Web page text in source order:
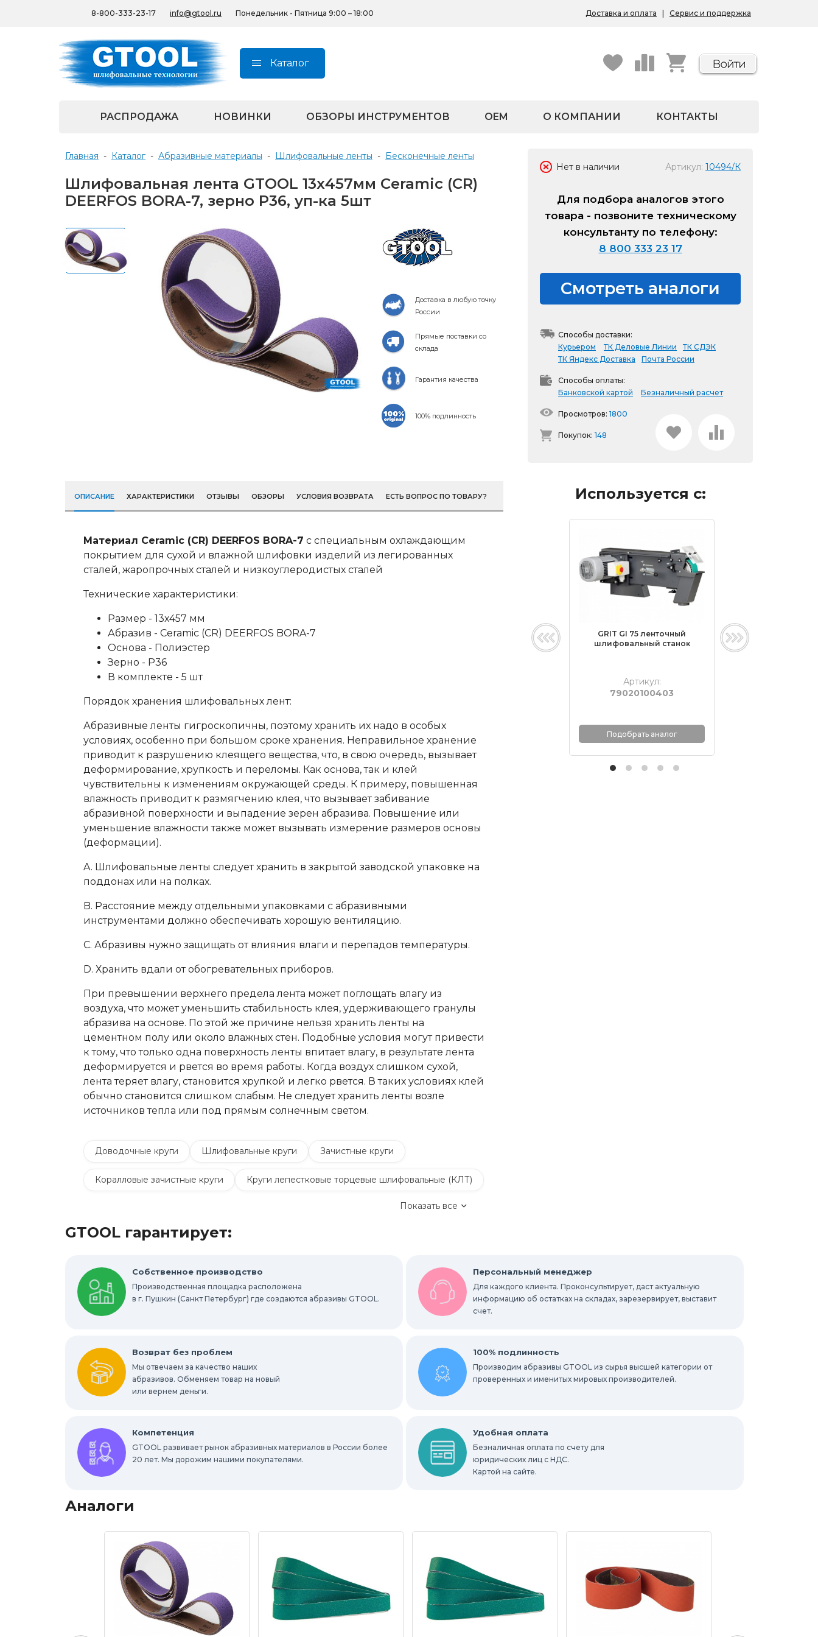
8-800-333-23-17 info@gtool.ru Понедельник - Пятница 9:00 – 18:00 Доставка и оплата Сервис и поддержка
Каталог
РАСПРОДАЖА НОВИНКИ ОБЗОРЫ ИНСТРУМЕНТОВ OEM О КОМПАНИИ КОНТАКТЫ
Главная - Каталог - Абразивные материалы - Шлифовальные ленты - бесконечные ленты
Шлифовальная лента GTOOL 13х457мм Ceramic (CR)
DEERFOS BORA-7, зерно P36, уп-ка 5шт
Доставка в любую точку
России
Прямые поставки со
склада
Гарантия качества
100% подлинность
Нет в наличии Артикул: 10494/К
Для подбора аналогов этого
товара - позвоните техническому
консультанту по телефону:
8 800 333 23 17
Смотреть аналоги
Способы доставки:
Курьером
ТК Деловые Линии
ТК СДЭК
ТК Яндекс Доставка
Почта России
Способы оплаты:
Банковской картой
Безналичный расчет
Просмотров: 1800
Покупок: 148
ОПИСАНИЕ ХАРАКТЕРИСТИКИ ОТЗЫВЫ ОБЗОРЫ УСЛОВИЯ ВОЗВРАТА ЕСТЬ ВОПРОС ПО ТОВАРУ?
Материал Ceramic (CR) DEERFOS BORA-7 с специальным охлаждающим
покрытием для сухой и влажной шлифовки изделий из легированных
сталей, жаропрочных сталей и низкоуглеродистых сталей
Технические характеристики:
Размер - 13x457 мм
Абразив - Ceramic (CR) DEERFOS BORA-7
Основа - Полиэстер
Зерно - P36
В комплекте - 5 шт
Порядок хранения шлифовальных лент:
Абразивные ленты гигроскопичны, поэтому хранить их надо в особых
условиях, особенно при большом сроке хранения. Неправильное хранение
приводит к разрушению клеящего вещества, что, в свою очередь, вызывает
деформирование, хрупкость и переломы. Как основа, так и клей
чувствительны к изменениям окружающей среды. К примеру, повышенная
влажность приводит к размягчению клея, что вызывает забивание
абразивной поверхности и выпадение зерен абразива. Повышение или
уменьшение влажности также может вызывать измерение размеров основы
(деформации).
A. Шлифовальные ленты следует хранить в закрытой заводской упаковке на
поддонах или на полках.
B. Расстояние между отдельными упаковками с абразивными
инструментами должно обеспечивать хорошую вентиляцию.
C. Абразивы нужно защищать от влияния влаги и перепадов температуры.
D. Хранить вдали от обогревательных приборов.
При превышении верхнего предела лента может поглощать влагу из
воздуха, что может уменьшить стабильность клея, удерживающего гранулы
абразива на основе. По этой же причине нельзя хранить ленты на
цементном полу или около влажных стен. Подобные условия могут привести
к тому, что только одна поверхность ленты впитает влагу, в результате лента
деформируется и рвется во время работы. Когда воздух слишком сухой,
лента теряет влагу, становится хрупкой и легко рвется. В таких условиях клей
обычно становится слишком слабым. Не следует хранить ленты возле
источников тепла или под прямым солнечным светом.
Доводочные круги Шлифовальные круги Зачистные круги
Коралловые зачистные круги Круги лепестковые торцевые шлифовальные (КЛТ)
Шлифовальные валики Фибровые круги
Абразивные шлифовальные головки
Круги с креплением Roloc™ Шлифовальные абразивные ленты
Шлифовальные абразивные губки, бруски Радиальные шлифовальные круги
Шлифовальные звезды Конволютные круги
Показать все
Используется с:
GRIT GI 75 ленточный
шлифовальный станок
Артикул:
79020100403
Подобрать аналог
Гриндер GRIT GI
малогабаритный
GTOOL гарантирует:
Собственное производство
Производственная площадка расположена
в г. Пушкин (Санкт Петербург) где создаются абразивы GTOOL.
Персональный менеджер
Для каждого клиента. Проконсультирует, даст актуальную
информацию об остатках на складах, зарезервирует, выставит
счет.
Возврат без проблем
Мы отвечаем за качество наших
абразивов. Обменяем товар на новый
или вернем деньги.
100% подлинность
Производим абразивы GTOOL из сырья высшей категории от
проверенных и именитых мировых производителей.
Компетенция
GTOOL развивает рынок абразивных материалов в России более
20 лет. Мы дорожим нашими покупателями.
Удобная оплата
Безналичная оплата по счету для
юридических лиц с НДС.
Картой на сайте.
Аналоги